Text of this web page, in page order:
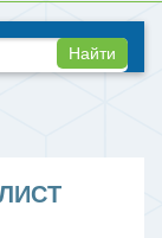
Найти